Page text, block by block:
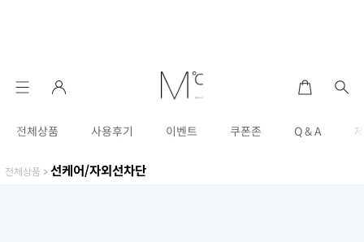
전체상품 사용후기 이벤트 쿠폰존 Q & A
전체상품 > 선케어/자외선차단